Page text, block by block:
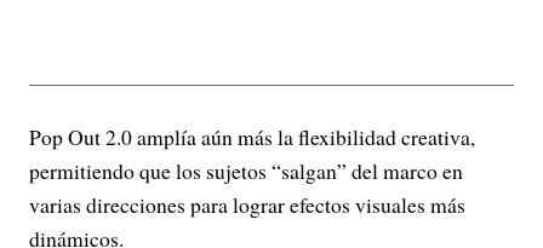
Pop Out 2.0 amplía aún más la flexibilidad creativa,
permitiendo que los sujetos “salgan” del marco en
varias direcciones para lograr efectos visuales más
dinámicos.